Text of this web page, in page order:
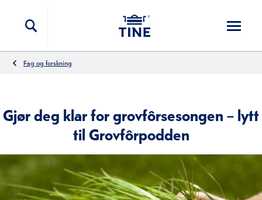
Fag og forskning
Gjør deg klar for grovfôrsesongen – lytt
til Grovfôrpodden